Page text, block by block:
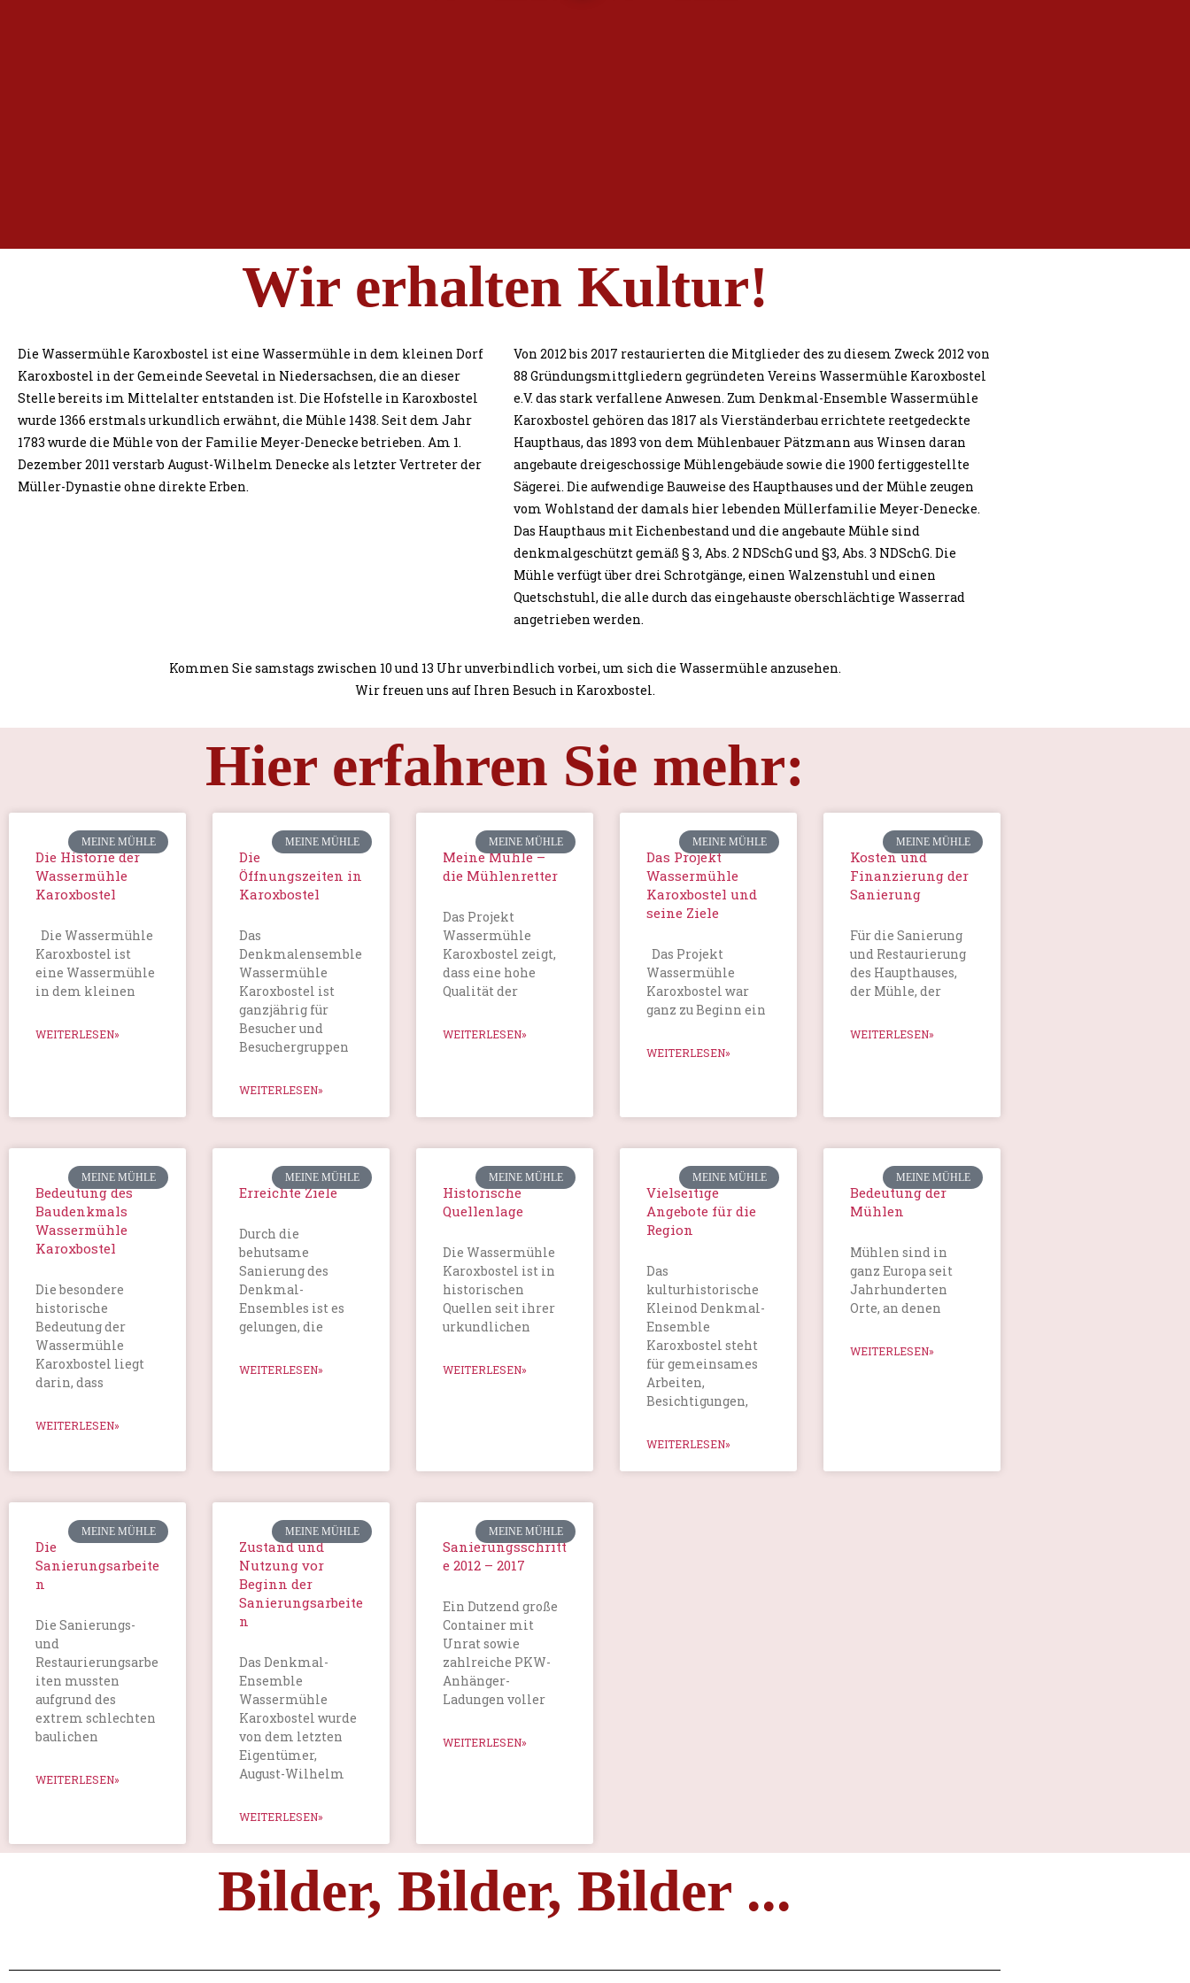
Wir erhalten Kultur!
Die Wassermühle Karoxbostel ist eine Wassermühle in dem kleinen Dorf
Karoxbostel in der Gemeinde Seevetal in Niedersachsen, die an dieser
Stelle bereits im Mittelalter entstanden ist. Die Hofstelle in Karoxbostel
wurde 1366 erstmals urkundlich erwähnt, die Mühle 1438. Seit dem Jahr
1783 wurde die Mühle von der Familie Meyer-Denecke betrieben. Am 1.
Dezember 2011 verstarb August-Wilhelm Denecke als letzter Vertreter der
Müller-Dynastie ohne direkte Erben.
Von 2012 bis 2017 restaurierten die Mitglieder des zu diesem Zweck 2012 von
88 Gründungsmittgliedern gegründeten Vereins Wassermühle Karoxbostel
e.V. das stark verfallene Anwesen. Zum Denkmal-Ensemble Wassermühle
Karoxbostel gehören das 1817 als Vierständerbau errichtete reetgedeckte
Haupthaus, das 1893 von dem Mühlenbauer Pätzmann aus Winsen daran
angebaute dreigeschossige Mühlengebäude sowie die 1900 fertiggestellte
Sägerei. Die aufwendige Bauweise des Haupthauses und der Mühle zeugen
vom Wohlstand der damals hier lebenden Müllerfamilie Meyer-Denecke.
Das Haupthaus mit Eichenbestand und die angebaute Mühle sind
denkmalgeschützt gemäß § 3, Abs. 2 NDSchG und §3, Abs. 3 NDSchG. Die
Mühle verfügt über drei Schrotgänge, einen Walzenstuhl und einen
Quetschstuhl, die alle durch das eingehauste oberschlächtige Wasserrad
angetrieben werden.
Kommen Sie samstags zwischen 10 und 13 Uhr unverbindlich vorbei, um sich die Wassermühle anzusehen.
Wir freuen uns auf Ihren Besuch in Karoxbostel.
Hier erfahren Sie mehr:
MEINE MÜHLE
Die Historie der
Wassermühle
Karoxbostel
Die Wassermühle
Karoxbostel ist
eine Wassermühle
in dem kleinen
WEITERLESEN»
MEINE MÜHLE
Die
Öffnungszeiten in
Karoxbostel
Das
Denkmalensemble
Wassermühle
Karoxbostel ist
ganzjährig für
Besucher und
Besuchergruppen
WEITERLESEN»
MEINE MÜHLE
Meine Mühle –
die Mühlenretter
Das Projekt
Wassermühle
Karoxbostel zeigt,
dass eine hohe
Qualität der
WEITERLESEN»
MEINE MÜHLE
Das Projekt
Wassermühle
Karoxbostel und
seine Ziele
Das Projekt
Wassermühle
Karoxbostel war
ganz zu Beginn ein
WEITERLESEN»
MEINE MÜHLE
Kosten und
Finanzierung der
Sanierung
Für die Sanierung
und Restaurierung
des Haupthauses,
der Mühle, der
WEITERLESEN»
MEINE MÜHLE
Bedeutung des
Baudenkmals
Wassermühle
Karoxbostel
Die besondere
historische
Bedeutung der
Wassermühle
Karoxbostel liegt
darin, dass
WEITERLESEN»
MEINE MÜHLE
Erreichte Ziele
Durch die
behutsame
Sanierung des
Denkmal-
Ensembles ist es
gelungen, die
WEITERLESEN»
MEINE MÜHLE
Historische
Quellenlage
Die Wassermühle
Karoxbostel ist in
historischen
Quellen seit ihrer
urkundlichen
WEITERLESEN»
MEINE MÜHLE
Vielseitige
Angebote für die
Region
Das
kulturhistorische
Kleinod Denkmal-
Ensemble
Karoxbostel steht
für gemeinsames
Arbeiten,
Besichtigungen,
WEITERLESEN»
MEINE MÜHLE
Bedeutung der
Mühlen
Mühlen sind in
ganz Europa seit
Jahrhunderten
Orte, an denen
WEITERLESEN»
MEINE MÜHLE
Die
Sanierungsarbeite
n
Die Sanierungs-
und
Restaurierungsarbe
iten mussten
aufgrund des
extrem schlechten
baulichen
WEITERLESEN»
MEINE MÜHLE
Zustand und
Nutzung vor
Beginn der
Sanierungsarbeite
n
Das Denkmal-
Ensemble
Wassermühle
Karoxbostel wurde
von dem letzten
Eigentümer,
August-Wilhelm
WEITERLESEN»
MEINE MÜHLE
Sanierungsschritt
e 2012 – 2017
Ein Dutzend große
Container mit
Unrat sowie
zahlreiche PKW-
Anhänger-
Ladungen voller
WEITERLESEN»
Bilder, Bilder, Bilder ...